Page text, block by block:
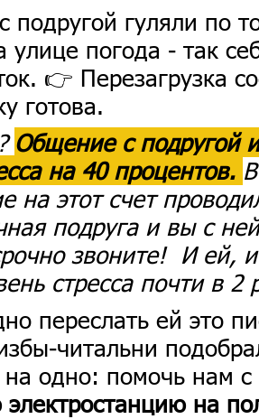
подругой гуляли по
улице погода - так
👉 Перезагрузка
готова.
Общение с подругой
на 40 процентов.
на этот счет
подруга и вы с
звоните! И ей,
стресса почти в 2
переслать ей это
читальни
одно: помочь нам
на